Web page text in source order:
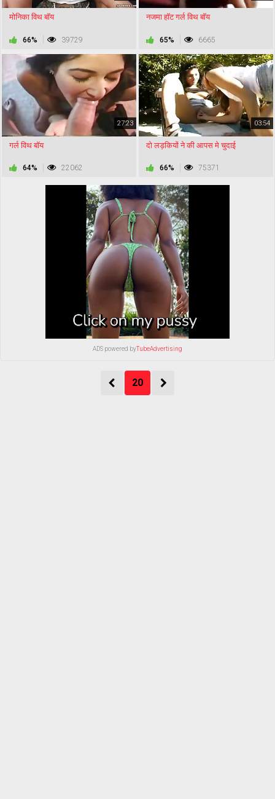
मोनिका विथ बॉय
66% 39729
नजमा हॉट गर्ल विथ बॉय
65% 6665
27:23
गर्ल विथ बॉय
64% 22062
03:54
दो लड़कियों ने की आपस मे चुदाई
66% 75371
ADS powered byTubeAdvertising
20